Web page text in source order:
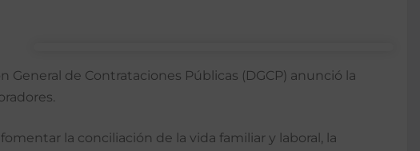
de Contrataciones Públicas (DGCP) anunció la
la conciliación de la vida familiar y laboral, la